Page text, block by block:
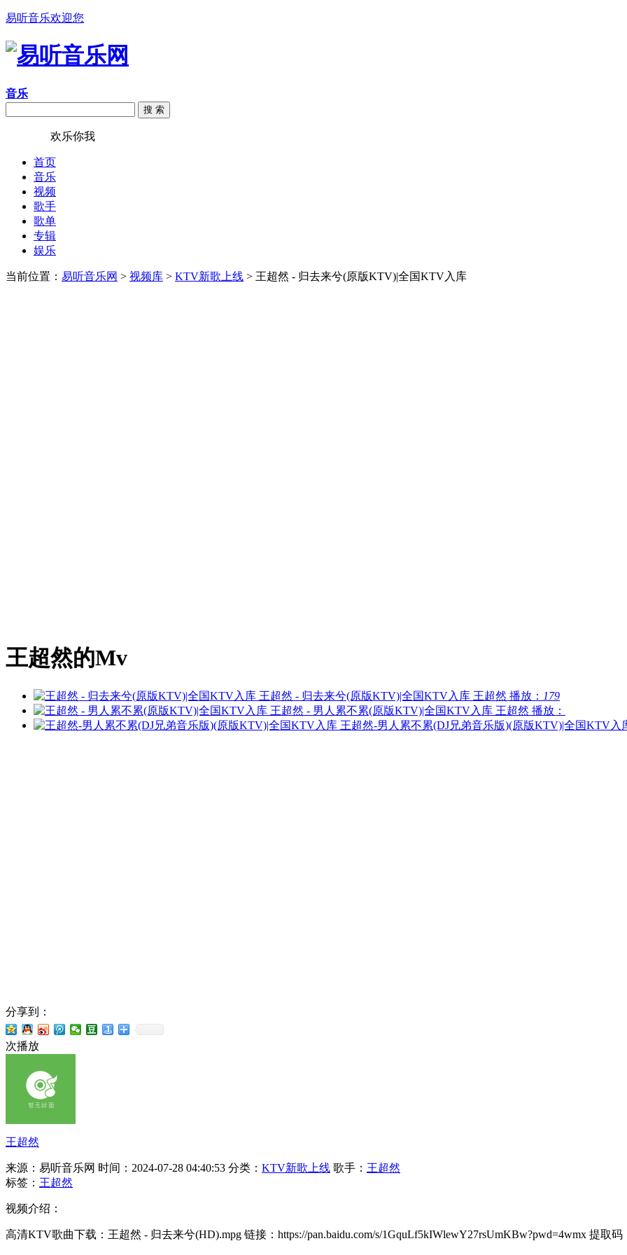
易听音乐欢迎您
音乐
搜 索
欢乐你我
首页
音乐
视频
歌手
歌单
专辑
娱乐
当前位置： 易听音乐网 > 视频库 > KTV新歌上线 > 王超然 - 归去来兮(原版KTV)|全国KTV入库
王超然的Mv
王超然 - 归去来兮(原版KTV)|全国KTV入库 王超然 播放： 179
王超然 - 男人累不累(原版KTV)|全国KTV入库 王超然 播放：
王超然-男人累不累(DJ兄弟音乐版)(原版KTV)|全国KTV入
分享到：
次播放
王超然
来源：易听音乐网 时间：2024-07-28 04:40:53 分类： KTV新歌上线 歌手： 王超然
标签： 王超然
视频介绍：
高清KTV歌曲下载：王超然 - 归去来兮(HD).mpg 链接：https://pan.baidu.com/s/1GquLf5kIWlewY27rsUmKBw?pwd=4wmx 提取码